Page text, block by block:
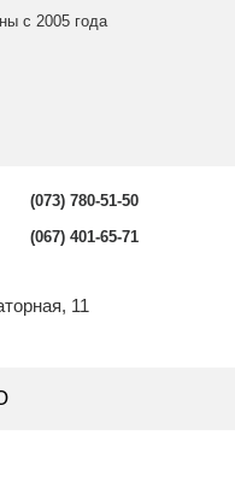
с 2005 года
(073) 780-51-50
(067) 401-65-71
11